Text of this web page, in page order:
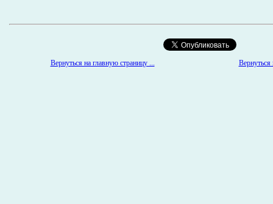
Вернуться